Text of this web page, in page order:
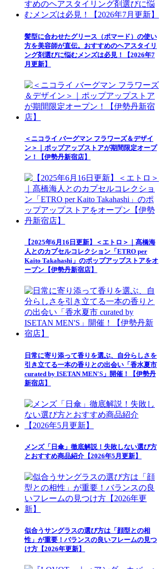
髪型に合わせたグリース（ポマード）の使い
方を美容師が直伝。おすすめのヘアスタイリ
ング剤選びに悩むメンズは必見！【2026年7
月更新】
＜ニコライ バーグマン フラワーズ＆デザイ
ン＞｜ポップアップストアが期間限定オープ
ン！【伊勢丹新宿店】
【2025年6月16日更新】＜エトロ＞｜髙橋海
人とのカプセルコレクション「ETRO per
Kaito Takahashi」のポップアップストアをオ
ープン【伊勢丹新宿店】
日常に寄り添って香りを選ぶ、自分らしさを
引き立てる一本の香りとの出会い「香水夏市
curated by ISETAN MEN'S」開催！【伊勢丹
新宿店】
メンズ「日傘」徹底解説！失敗しない選び方
とおすすめ商品紹介【2026年5月更新】
似合うサングラスの選び方は「顔型との相
性」が重要！バランスの良いフレームの見つ
け方【2026年更新】